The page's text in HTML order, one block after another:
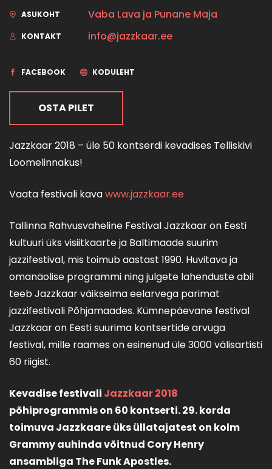
ASUKOHT Vaba Lava ja Punane Maja
KONTAKT info@jazzkaar.ee
FACEBOOK KODULEHT
OSTA PILET
Jazzkaar 2018 – üle 50 kontserdi kevadises Telliskivi
Loomelinnakus!
Vaata festivali kavawww.jazzkaar.ee
Tallinna Rahvusvaheline Festival Jazzkaar on Eesti
kultuuri üks visiitkaarte ja Baltimaade suurim
jazzifestival, mis toimub aastast 1990. Huvitava ja
omanäolise programmi ning julgete lahenduste abil
teeb Jazzkaar väikseima eelarvega parimat
jazzifestivali Põhjamaades. Kümnepäevane festival
Jazzkaar on Eesti suurima kontsertide arvuga
festival, mille raames on esinenud üle 3000 välisartisti
60 riigist.
Kevadise festivali Jazzkaar 2018
põhiprogrammis on 60 kontserti. 29. korda
toimuva Jazzkaare üks üllatajatest on kolm
Grammy auhinda võitnud Cory Henry
ansambliga The Funk Apostles.